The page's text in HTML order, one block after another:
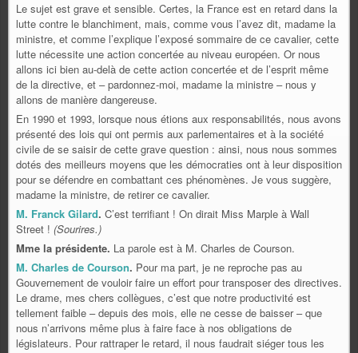
Le sujet est grave et sensible. Certes, la France est en retard dans la
lutte contre le blanchiment, mais, comme vous l’avez dit, madame la
ministre, et comme l’explique l’exposé sommaire de ce cavalier, cette
lutte nécessite une action concertée au niveau européen. Or nous
allons ici bien au-delà de cette action concertée et de l’esprit même
de la directive, et – pardonnez-moi, madame la ministre – nous y
allons de manière dangereuse.
En 1990 et 1993, lorsque nous étions aux responsabilités, nous avons
présenté des lois qui ont permis aux parlementaires et à la société
civile de se saisir de cette grave question : ainsi, nous nous sommes
dotés des meilleurs moyens que les démocraties ont à leur disposition
pour se défendre en combattant ces phénomènes. Je vous suggère,
madame la ministre, de retirer ce cavalier.
M. Franck Gilard. C’est terrifiant ! On dirait Miss Marple à Wall
Street ! (Sourires.)
Mme la présidente. La parole est à M. Charles de Courson.
M. Charles de Courson. Pour ma part, je ne reproche pas au
Gouvernement de vouloir faire un effort pour transposer des directives.
Le drame, mes chers collègues, c’est que notre productivité est
tellement faible – depuis des mois, elle ne cesse de baisser – que
nous n’arrivons même plus à faire face à nos obligations de
législateurs. Pour rattraper le retard, il nous faudrait siéger tous les